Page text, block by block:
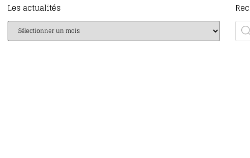
Les actualités